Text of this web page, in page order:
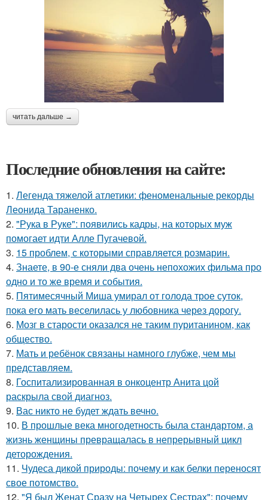
читать дальше →
Последние обновления на сайте:
1. Легенда тяжелой атлетики: феноменальные рекорды
Леонида Тараненко.
2. "Рука в Руке": появились кадры, на которых муж
помогает идти Алле Пугачевой.
3. 15 проблем, с которыми справляется розмарин.
4. Знаете, в 90-е сняли два очень непохожих фильма про
одно и то же время и события.
5. Пятимесячный Миша умирал от голода трое суток,
пока его мать веселилась у любовника через дорогу.
6. Мозг в старости оказался не таким пуританином, как
общество.
7. Мать и ребёнок связаны намного глубже, чем мы
представляем.
8. Госпитализированная в онкоцентр Анита цой
раскрыла свой диагноз.
9. Вас никто не будет ждать вечно.
10. В прошлые века многодетность была стандартом, а
жизнь женщины превращалась в непрерывный цикл
деторождения.
11. Чудеса дикой природы: почему и как белки переносят
свое потомство.
12. "Я был Женат Сразу на Четырех Сестрах": почему